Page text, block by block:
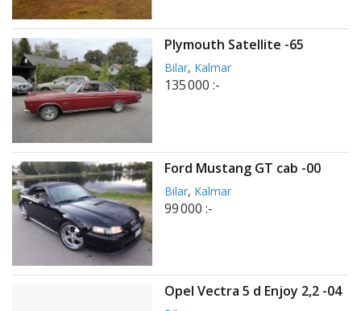
Plymouth Satellite -65
Bilar, Kalmar
135 000 :-
Ford Mustang GT cab -00
Bilar, Kalmar
99 000 :-
Opel Vectra 5 d Enjoy 2,2 -04